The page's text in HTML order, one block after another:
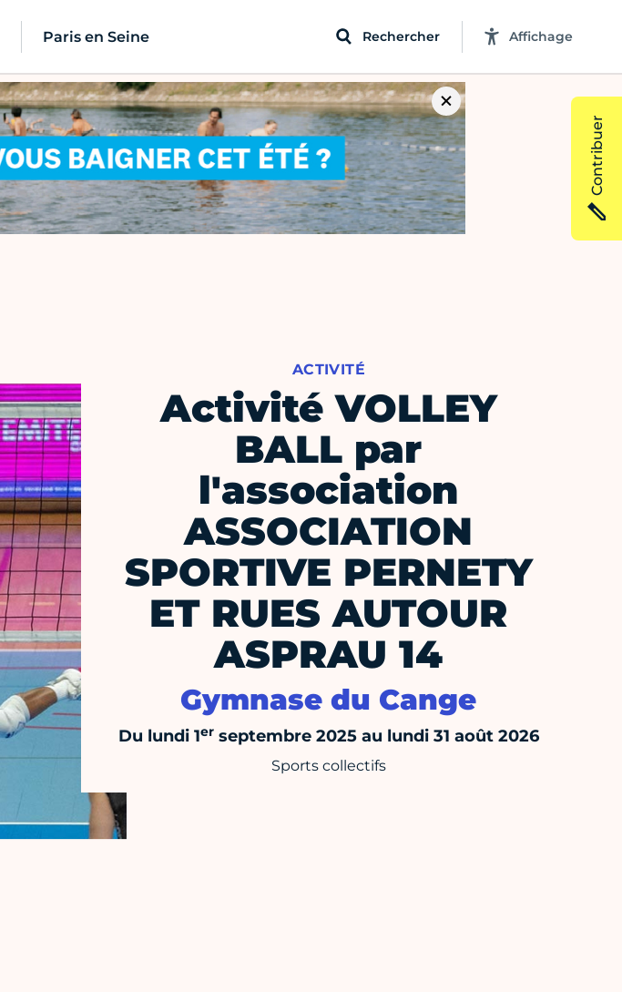
Paris en Seine Rechercher Affichage
ACTIVITÉ
Activité VOLLEY
BALL par
l'association
ASSOCIATION
SPORTIVE PERNETY
ET RUES AUTOUR
ASPRAU 14
Gymnase du Cange
Du lundi 1erseptembre 2025 au lundi 31 août 2026
Sports collectifs
Contribuer